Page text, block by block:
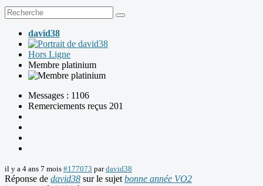
david38
Hors Ligne
Membre platinium
Messages : 1106
Remerciements reçus 201
il y a 4 ans 7 mois #177073 pardavid38
Réponse de david38 sur le sujet bonne année VO2